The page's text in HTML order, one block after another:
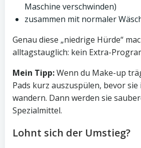
Maschine verschwinden)
zusammen mit normaler
Genau diese „niedrige Hürde“
alltagstauglich: kein Extra-
Mein Tipp:Wenn du Make-up
Pads kurz auszuspülen, bevor sie
wandern. Dann werden sie
Spezialmittel.
Lohnt sich der Umstieg?